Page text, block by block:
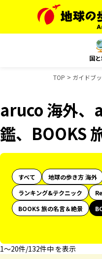
国
TOP ガイドブ
aruco 海外、
鑑、BOOKS
すべて 地球の歩き方 海外
ランキング&テクニック
BOOKS 旅の名言＆絶景
1〜20件/132件中 を表示